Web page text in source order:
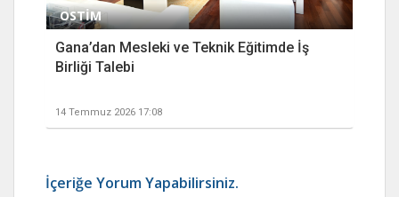
OSTİM
Gana’dan Mesleki ve Teknik Eğitimde İş
Birliği Talebi
14 Temmuz 2026 17:08
İçeriğe Yorum Yapabilirsiniz.